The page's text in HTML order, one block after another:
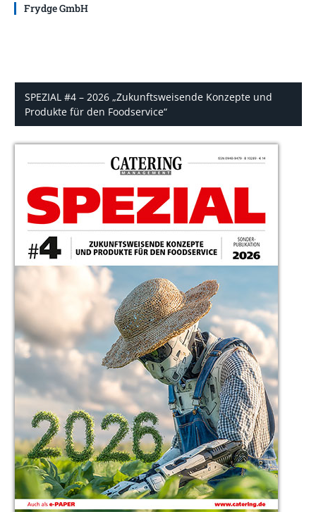
Frydge GmbH
SPEZIAL #4 – 2026 „Zukunftsweisende Konzepte und
Produkte für den Foodservice“